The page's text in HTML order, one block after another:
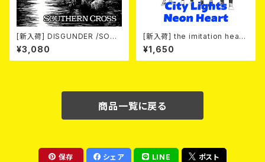
[新入荷] DISGUNDER /SOUT
HERN CROSS (CD)
¥3,080
[新入荷] the imitation heart
s / City Lights Neon Heart
(7"EP)
¥1,650
商品一覧に戻る
保存 シェア LINE ポスト